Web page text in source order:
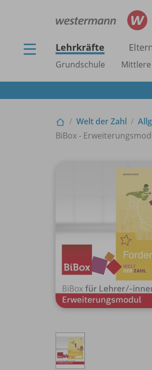
Lehrkräfte
Grundschule
Welt der Zahl
BiBox -